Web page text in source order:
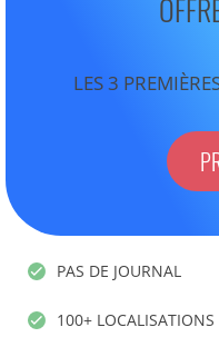
LES 3
PAS DE JOURNAL
100+ LOCALISATIONS